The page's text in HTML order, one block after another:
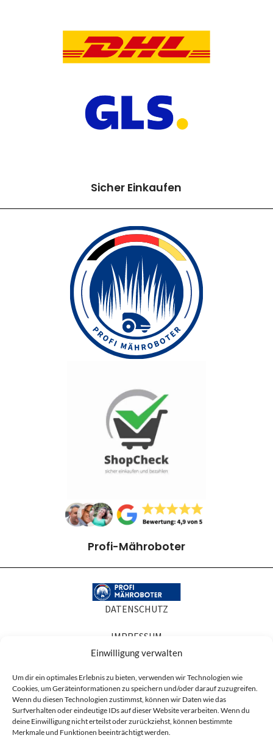
Einwilligung verwalten
Um dir ein optimales Erlebnis zu bieten, verwenden wir Technologien wie
Cookies, um Geräteinformationen zu speichern und/oder darauf zuzugreifen.
Wenn du diesen Technologien zustimmst, können wir Daten wie das
Surfverhalten oder eindeutige IDs auf dieser Website verarbeiten. Wenn du
deine Einwilligung nicht erteilst oder zurückziehst, können bestimmte
Merkmale und Funktionen beeinträchtigt werden.
Sicher Einkaufen
Profi-Mähroboter
DATENSCHUTZ
IMPRESSUM
AGB
Produktabbildungen dienen der Illustration. Sie können Zubehör oder
Ausstattung zeigen, die nicht zum Lieferumfang gehören, und in Details vom